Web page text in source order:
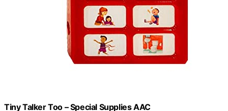
Tiny Talker Too – Special Supplies AAC